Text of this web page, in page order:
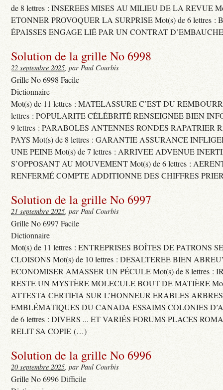
de 8 lettres : INSEREES MISES AU MILIEU DE LA REVUE
ETONNER PROVOQUER LA SURPRISE Mot(s) de 6 lettres :
ÉPAISSES ENGAGE LIÉ PAR UN CONTRAT
Solution de la grille No 6998
22 septembre 2025, par Paul Courbis
Grille No 6998 Facile
Dictionnaire
Mot(s) de 11 lettres : MATELASSURE C’EST DU
lettres : POPULARITE CÉLÉBRITÉ RENSEIGNEE BIEN
9 lettres : PARABOLES ANTENNES RONDES RAPATRIER
PAYS Mot(s) de 8 lettres : GARANTIE ASSURANCE
UNE PEINE Mot(s) de 7 lettres : ARRIVEE ADVENUE
S’OPPOSANT AU MOUVEMENT Mot(s) de 6 lettres :
RENFERMÉ COMPTE ADDITIONNE DES CHIFFRES
Solution de la grille No 6997
21 septembre 2025, par Paul Courbis
Grille No 6997 Facile
Dictionnaire
Mot(s) de 11 lettres : ENTREPRISES BOÎTES DE PATRONS
CLOISONS Mot(s) de 10 lettres : DESALTEREE BIEN
ECONOMISER AMASSER UN PÉCULE Mot(s) de 8 lettres :
RESTE UN MYSTÈRE MOLECULE BOUT DE MATIÈRE
ATTESTA CERTIFIA SUR L’HONNEUR ERABLES ARBRES
EMBLÉMATIQUES DU CANADA ESSAIMS COLONIES
de 6 lettres : DIVERS ... ET VARIÉS FORUMS PLACES
RELIT SA COPIE (…)
Solution de la grille No 6996
20 septembre 2025, par Paul Courbis
Grille No 6996 Difficile